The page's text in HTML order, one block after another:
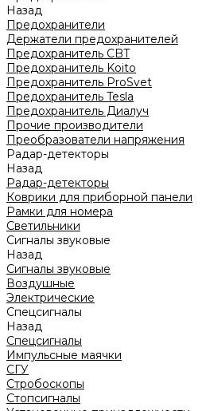
Назад
Предохранители
Держатели предохранителей
Предохранитель CBT
Предохранитель Koito
Предохранитель ProSvet
Предохранитель Tesla
Предохранитель Диалуч
Прочие производители
Преобразователи напряжения
Радар-детекторы
Назад
Радар-детекторы
Коврики для приборной панели
Рамки для номера
Светильники
Сигналы звуковые
Назад
Сигналы звуковые
Воздушные
Электрические
Спецсигналы
Назад
Спецсигналы
Импульсные маячки
СГУ
Стробоскопы
Стопсигналы